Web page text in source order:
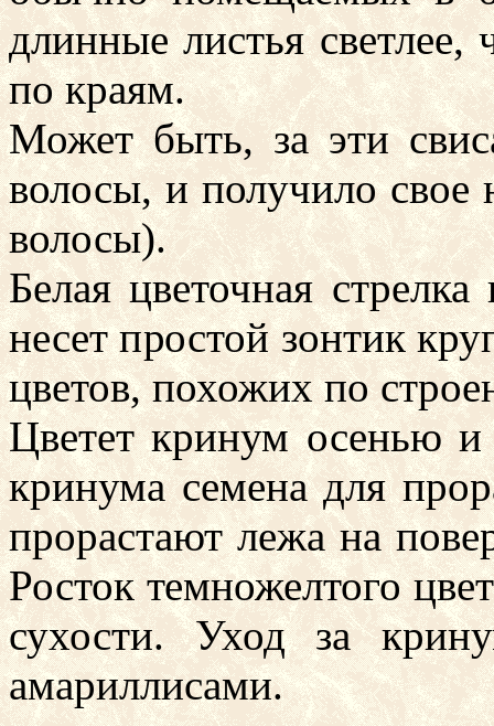
длинные листья
по краям.
Может быть, за эти
волосы, и получило свое
волосы).
Белая цветочная
несет простой зонтик
цветов, похожих по
Цветет кринум осенью
кринума семена для
прорастают лежа на
Росток темножелтого
сухости. Уход за
амариллисами.